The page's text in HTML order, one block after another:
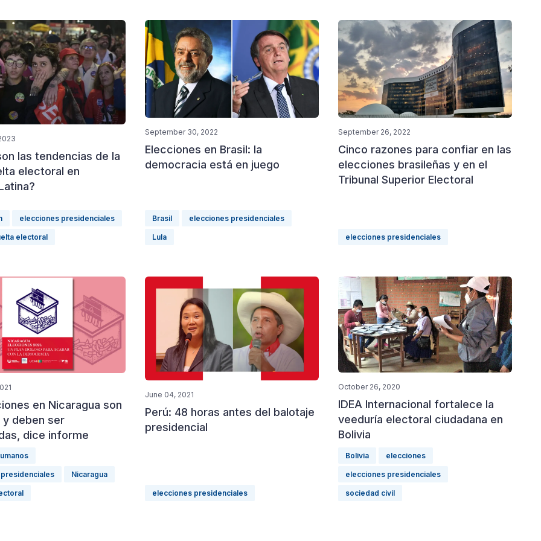
las tendencias de la
electoral en
elecciones presidenciales
electoral
September 30, 2022
Elecciones en Brasil: la
democracia está en juego
Brasil elecciones presidenciales
Lula
September 26, 2022
Cinco razones para confiar en las
elecciones brasileñas y en el
Tribunal Superior Electoral
elecciones presidenciales
en Nicaragua son
y deben ser
dice informe
Nicaragua
June 04, 2021
Perú: 48 horas antes del balotaje
presidencial
elecciones presidenciales
October 26, 2020
IDEA Internacional fortalece la
veeduría electoral ciudadana en
Bolivia
Bolivia elecciones
elecciones presidenciales
sociedad civil